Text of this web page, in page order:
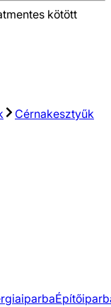
kötött
Cérnakesztyűk